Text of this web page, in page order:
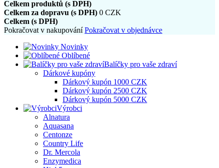
Celkem produktů (s DPH)
Celkem za dopravu (s DPH) 0 CZK
Celkem (s DPH)
Pokračovat v nakupováníPokračovat v objednávce
Novinky
Oblíbené
Balíčky pro vaše zdraví
Dárkové kupóny
Dárkový kupón 1000 CZK
Dárkový kupón 2500 CZK
Dárkový kupón 5000 CZK
Výrobci
Alnatura
Aquasana
Centonze
Country Life
Dr. Mercola
Enzymedica